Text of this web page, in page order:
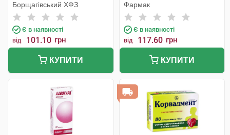
Борщагівський ХФЗ
Є в наявності
від 101.10 грн
КУПИТИ
Фармак
Є в наявності
від 117.60 грн
КУПИТИ